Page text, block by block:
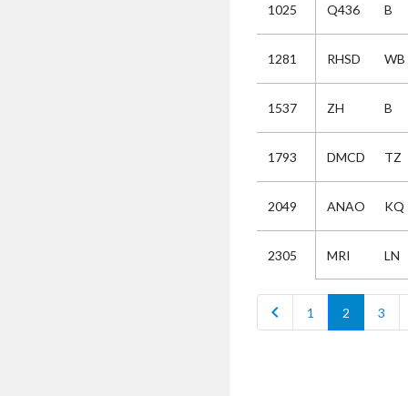
1025 Q436 B
1281 RHSD WB
1537 ZH B
1793 DMCD TZ
2049 ANAO KQ
2305 MRI LN
chevron_left 1 2 3